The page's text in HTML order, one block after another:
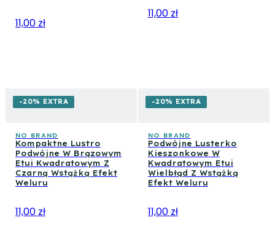
11,00 zł
11,00 zł
-20% EXTRA
NO BRAND
Kompaktne Lustro
Podwójne W Brązowym
Etui Kwadratowym Z
Czarną Wstążką Efekt
Weluru
11,00 zł
-20% EXTRA
NO BRAND
Podwójne Lusterko
Kieszonkowe W
Kwadratowym Etui
Wielbłąd Z Wstążką
Efekt Weluru
11,00 zł